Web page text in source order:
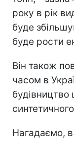
року в рік
буде
буде рости
Він також
часом в
Нагадаємо, в